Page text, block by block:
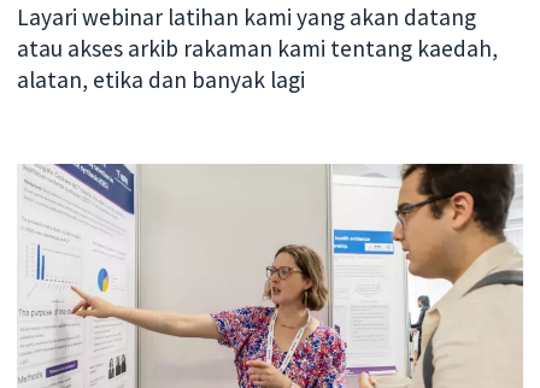
Layari webinar latihan kami yang akan datang
atau akses arkib rakaman kami tentang kaedah,
alatan, etika dan banyak lagi